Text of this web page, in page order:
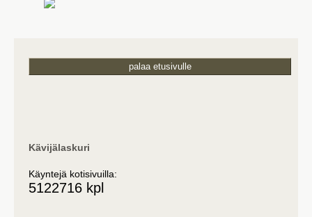
palaa etusivulle
Kävijälaskuri
Käyntejä kotisivuilla:
5122716 kpl